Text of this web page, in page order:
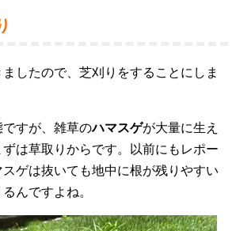
したので、芝刈りをすることにしま
すが、雑草のハマスゲが大量に生え
は草取りからです。以前にもレポー
スゲは抜いても地中に根が残りやすい
んですよね。